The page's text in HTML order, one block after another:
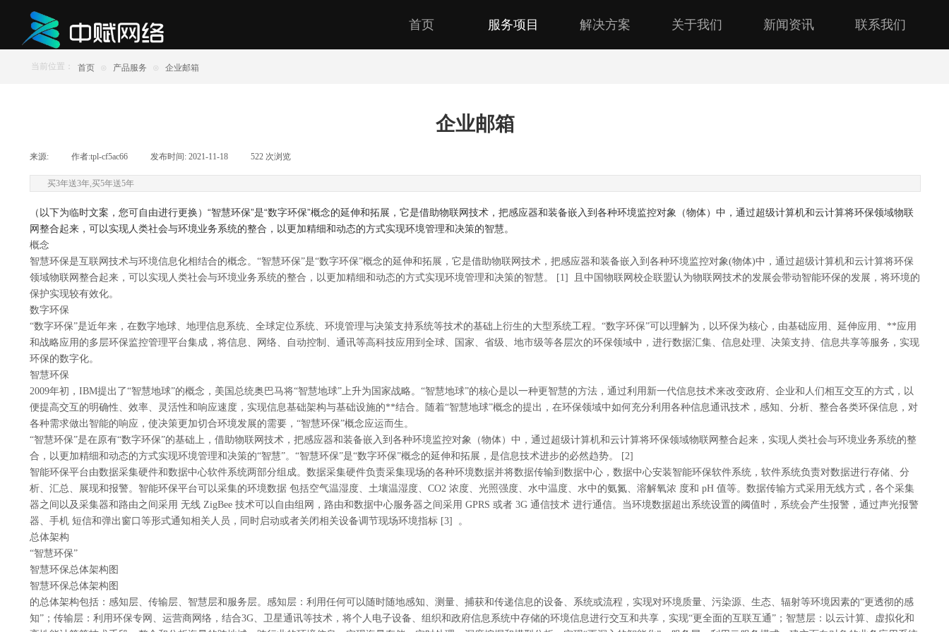
首页 服务项目 解决方案 关于我们 新闻资讯 联系我们
当前位置： 首页 ⊙ 产品服务 ⊙ 企业邮箱
企业邮箱
来源: 作者:tpl-cf5ac66 发布时间: 2021-11-18 522 次浏览
买3年送3年,买5年送5年
（以下为临时文案，您可自由进行更换）“智慧环保”是“数字环保”概念的延伸和拓展，它是借助物联网技术，把感应器和装备嵌入到各种环境监控对象（物体）中，通过超级计算机和云计算将环保领域物联
网整合起来，可以实现人类社会与环境业务系统的整合，以更加精细和动态的方式实现环境管理和决策的智慧。
概念
智慧环保是互联网技术与环境信息化相结合的概念。“智慧环保”是“数字环保”概念的延伸和拓展，它是借助物联网技术，把感应器和装备嵌入到各种环境监控对象(物体)中，通过超级计算机和云计算将环保
领域物联网整合起来，可以实现人类社会与环境业务系统的整合，以更加精细和动态的方式实现环境管理和决策的智慧。 [1] 且中国物联网校企联盟认为物联网技术的发展会带动智能环保的发展，将环境的
保护实现较有效化。
数字环保
“数字环保”是近年来，在数字地球、地理信息系统、全球定位系统、环境管理与决策支持系统等技术的基础上衍生的大型系统工程。“数字环保”可以理解为，以环保为核心，由基础应用、延伸应用、**应用
和战略应用的多层环保监控管理平台集成，将信息、网络、自动控制、通讯等高科技应用到全球、国家、省级、地市级等各层次的环保领域中，进行数据汇集、信息处理、决策支持、信息共享等服务，实现
环保的数字化。
智慧环保
2009年初，IBM提出了“智慧地球”的概念，美国总统奥巴马将“智慧地球”上升为国家战略。“智慧地球”的核心是以一种更智慧的方法，通过利用新一代信息技术来改变政府、企业和人们相互交互的方式，以
便提高交互的明确性、效率、灵活性和响应速度，实现信息基础架构与基础设施的**结合。随着“智慧地球”概念的提出，在环保领域中如何充分利用各种信息通讯技术，感知、分析、整合各类环保信息，对
各种需求做出智能的响应，使决策更加切合环境发展的需要，“智慧环保”概念应运而生。
“智慧环保”是在原有“数字环保”的基础上，借助物联网技术，把感应器和装备嵌入到各种环境监控对象（物体）中，通过超级计算机和云计算将环保领域物联网整合起来，实现人类社会与环境业务系统的整
合，以更加精细和动态的方式实现环境管理和决策的“智慧”。“智慧环保”是“数字环保”概念的延伸和拓展，是信息技术进步的必然趋势。 [2]
智能环保平台由数据采集硬件和数据中心软件系统两部分组成。数据采集硬件负责采集现场的各种环境数据并将数据传输到数据中心，数据中心安装智能环保软件系统，软件系统负责对数据进行存储、分
析、汇总、展现和报警。智能环保平台可以采集的环境数据 包括空气温湿度、土壤温湿度、CO2 浓度、光照强度、水中温度、水中的氨氮、溶解氧浓 度和 pH 值等。数据传输方式采用无线方式，各个采集
器之间以及采集器和路由之间采用 无线 ZigBee 技术可以自由组网，路由和数据中心服务器之间采用 GPRS 或者 3G 通信技术 进行通信。当环境数据超出系统设置的阈值时，系统会产生报警，通过声光报警
器、手机 短信和弹出窗口等形式通知相关人员，同时启动或者关闭相关设备调节现场环境指标 [3] 。
总体架构
“智慧环保”
智慧环保总体架构图
智慧环保总体架构图
的总体架构包括：感知层、传输层、智慧层和服务层。感知层：利用任何可以随时随地感知、测量、捕获和传递信息的设备、系统或流程，实现对环境质量、污染源、生态、辐射等环境因素的“更透彻的感
知”；传输层：利用环保专网、运营商网络，结合3G、卫星通讯等技术，将个人电子设备、组织和政府信息系统中存储的环境信息进行交互和共享，实现“更全面的互联互通”；智慧层：以云计算、虚拟化和